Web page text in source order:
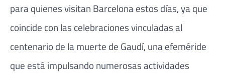
para quienes visitan Barcelona estos días, ya que
coincide con las celebraciones vinculadas al
centenario de la muerte de Gaudí, una efeméride
que está impulsando numerosas actividades